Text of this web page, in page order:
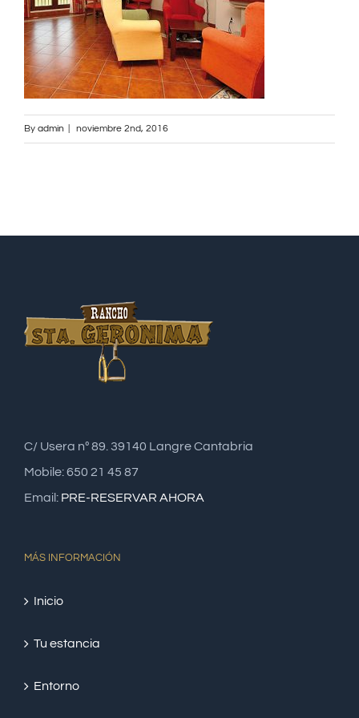
By admin noviembre 2nd, 2016
C/ Usera nº 89. 39140 Langre Cantabria
Mobile: 650 21 45 87
Email: PRE-RESERVAR AHORA
MÁS INFORMACIÓN
Inicio
Tu estancia
Entorno